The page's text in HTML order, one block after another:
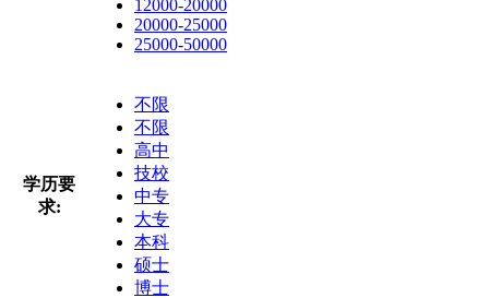
12000-20000
20000-25000
25000-50000
学历要
求:
不限
不限
高中
技校
中专
大专
本科
硕士
博士